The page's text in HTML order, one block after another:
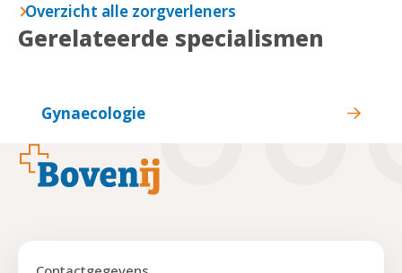
Overzicht alle zorgverleners
Gerelateerde specialismen
Gynaecologie
Footer